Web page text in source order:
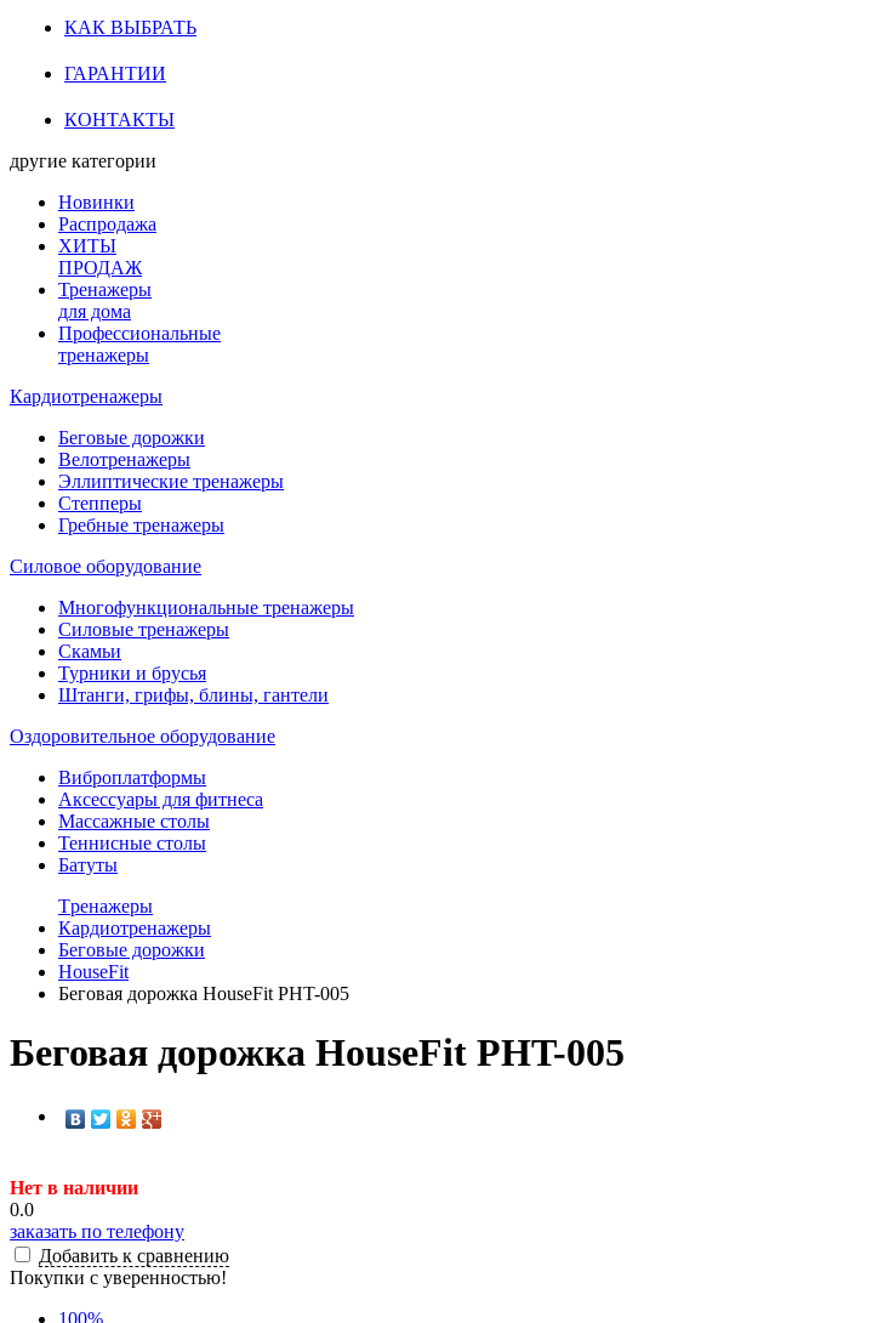
КАК ВЫБРАТЬ
ГАРАНТИИ
КОНТАКТЫ
другие категории
Новинки
Распродажа
ХИТЫ
ПРОДАЖ
Тренажеры
для дома
Профессиональные
тренажеры
Кардиотренажеры
Беговые дорожки
Велотренажеры
Эллиптические тренажеры
Степперы
Гребные тренажеры
Силовое оборудование
Многофункциональные тренажеры
Силовые тренажеры
Скамьи
Турники и брусья
Штанги, грифы, блины, гантели
Оздоровительное оборудование
Виброплатформы
Аксессуары для фитнеса
Массажные столы
Теннисные столы
Батуты
Tренажеры
Кардиотренажеры
Беговые дорожки
HouseFit
Беговая дорожка HouseFit PHT-005
Беговая дорожка HouseFit PHT-005
Нет в наличии
0.0
заказать по телефону
Добавить к сравнению
Покупки с уверенностью!
100%